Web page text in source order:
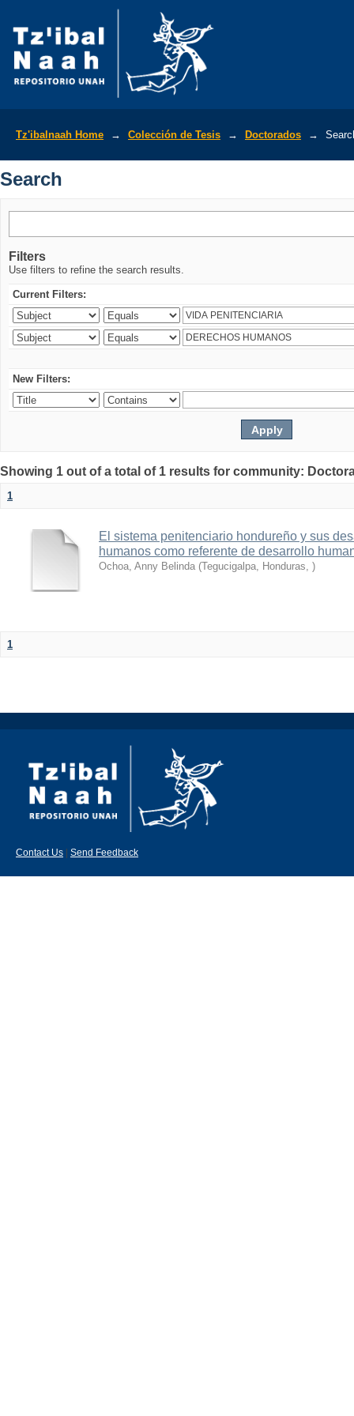
Tz'ibalnaah Home → Colección de Tesis → Doctorados →
Search
Filters
Use filters to refine the search results.
Current Filters:
New Filters:
Showing 1 out of a total of 1 results for community:
1
El sistema penitenciario hondureño y sus
humanos como referente de desarrollo
Ochoa, Anny Belinda (Tegucigalpa, Honduras, )
1
Contact Us Send Feedback